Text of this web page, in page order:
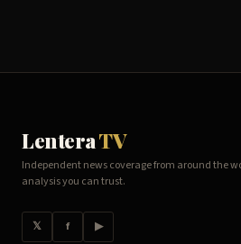
LenteraTV
Independent news coverage from around the
analysis you can trust.
𝕏 f ▶